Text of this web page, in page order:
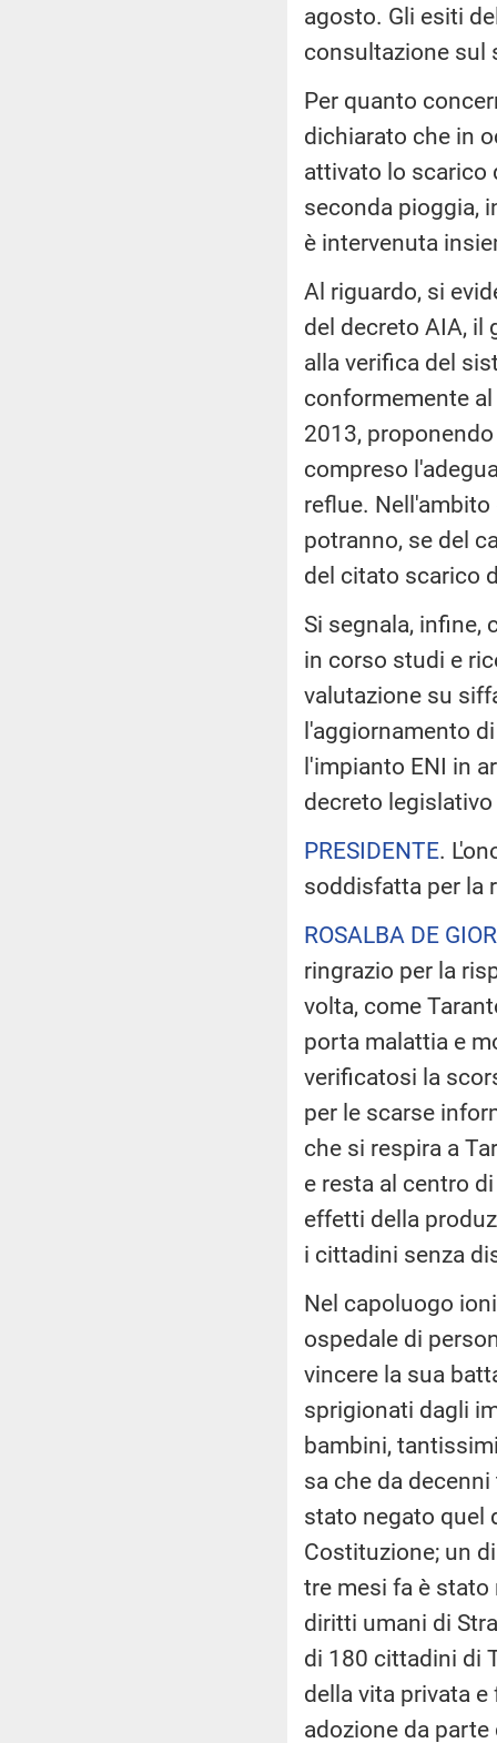
agosto. Gli esiti
consultazione sul
Per quanto
dichiarato che in
attivato lo scarico
seconda pioggia,
è intervenuta
Al riguardo, si
del decreto AIA, il
alla verifica del
conformemente
2013,
compreso
reflue.
potranno, se del
del citato scarico
Si segnala, infine,
in corso studi e
valutazione su
l'aggiornamento
l'impianto ENI in
decreto
PRESIDENTE.
soddisfatta per la
ROSALBA DE
ringrazio per la
volta, come
porta malattia e
verificatosi la
per le scarse
che si respira a
e resta al centro
effetti della
i cittadini senza
Nel capoluogo
ospedale di
vincere la sua
sprigionati dagli
bambini,
sa che da
stato negato quel
Costituzione; un
tre mesi fa è stato
diritti umani di
di 180 cittadini di
della vita privata
adozione da